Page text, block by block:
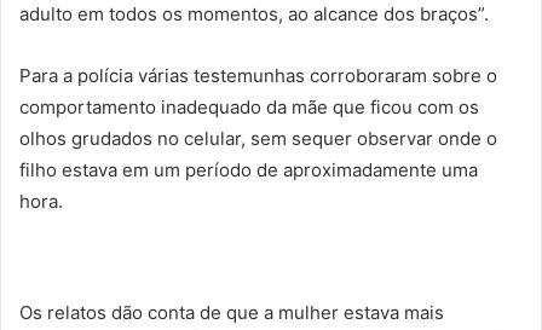
adulto em todos os momentos, ao alcance dos braços”.
Para a polícia várias testemunhas corroboraram sobre o
comportamento inadequado da mãe que ficou com os
olhos grudados no celular, sem sequer observar onde o
filho estava em um período de aproximadamente uma
hora.
Os relatos dão conta de que a mulher estava mais